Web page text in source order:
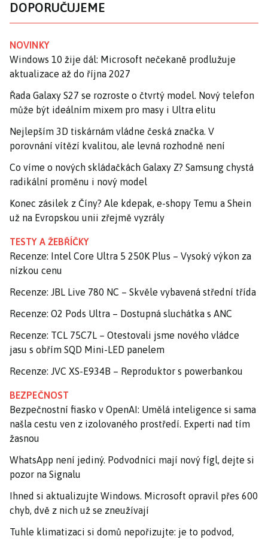
DOPORUČUJEME
NOVINKY
Windows 10 žije dál: Microsoft nečekaně prodlužuje
aktualizace až do října 2027
Řada Galaxy S27 se rozroste o čtvrtý model. Nový telefon
může být ideálním mixem pro masy i Ultra elitu
Nejlepším 3D tiskárnám vládne česká značka. V
porovnání vítězí kvalitou, ale levná rozhodně není
Co víme o nových skládačkách Galaxy Z? Samsung chystá
radikální proměnu i nový model
Konec zásilek z Číny? Ale kdepak, e-shopy Temu a Shein
už na Evropskou unii zřejmě vyzrály
TESTY A ŽEBŘÍČKY
Recenze: Intel Core Ultra 5 250K Plus – Vysoký výkon za
nízkou cenu
Recenze: JBL Live 780 NC – Skvěle vybavená střední třída
Recenze: O2 Pods Ultra – Dostupná sluchátka s ANC
Recenze: TCL 75C7L – Otestovali jsme nového vládce
jasu s obřím SQD Mini-LED panelem
Recenze: JVC XS-E934B – Reproduktor s powerbankou
BEZPEČNOST
Bezpečnostní fiasko v OpenAI: Umělá inteligence si sama
našla cestu ven z izolovaného prostředí. Experti nad tím
žasnou
WhatsApp není jediný. Podvodníci mají nový fígl, dejte si
pozor na Signalu
Ihned si aktualizujte Windows. Microsoft opravil přes 600
chyb, dvě z nich už se zneužívají
Tuhle klimatizaci si domů nepořizujte: je to podvod,